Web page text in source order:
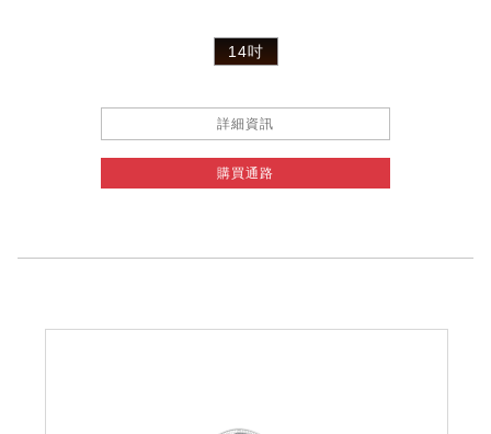
14吋
詳細資訊
購買通路